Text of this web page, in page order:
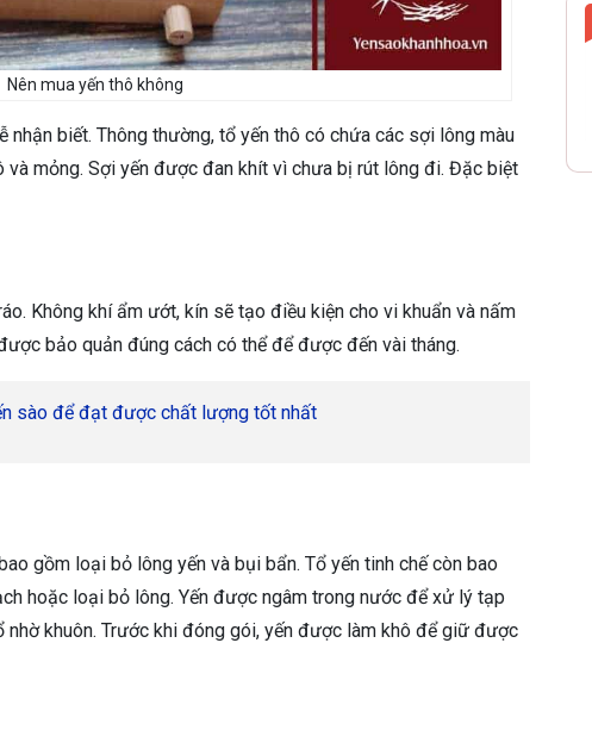
Nên mua yến thô không
nhận biết. Thông thường, tổ yến thô có chứa các sợi lông màu
và mỏng. Sợi yến được đan khít vì chưa bị rút lông đi. Đặc biệt
Không khí ẩm ướt, kín sẽ tạo điều kiện cho vi khuẩn và nấm
bảo quản đúng cách có thể để được đến vài tháng.
sào để đạt được chất lượng tốt nhất
gồm loại bỏ lông yến và bụi bẩn. Tổ yến tinh chế còn bao
hoặc loại bỏ lông. Yến được ngâm trong nước để xử lý tạp
khuôn. Trước khi đóng gói, yến được làm khô để giữ được